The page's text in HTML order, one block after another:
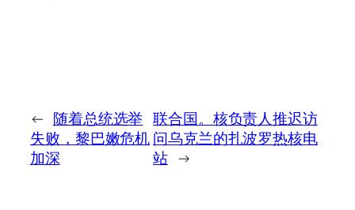
← 随着总统选举
失败，黎巴嫩危机
加深
联合国。核负责人推迟访
问乌克兰的扎波罗热核电
站 →